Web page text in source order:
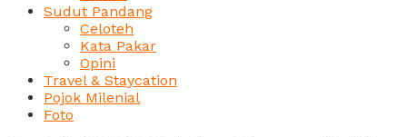
Sudut Pandang
Celoteh
Kata Pakar
Opini
Travel & Staycation
Pojok Milenial
Foto